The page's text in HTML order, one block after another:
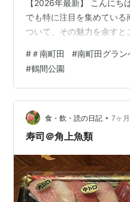
【2026年最新】 こんにち
でも特に注目を集めてい
ついて、その魅力を余すと
設、駅、公園、ミュージア
とつのまちのような、これ
今も進化を続けています。
www.youtube.com 南町田
約600億円の再開発で生ま
描いた「理想のまち」 南町
#＃南町田 #南町田グラン
#鶴間公園
食・飲・読の日記 • 7ヶ
寿司＠角上魚類